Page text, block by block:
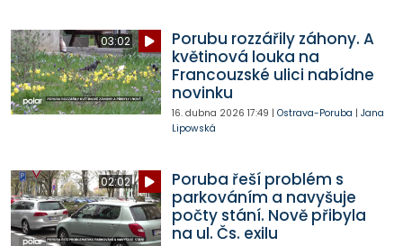
03:02
Porubu rozzářily záhony. A
květinová louka na
Francouzské ulici nabídne
novinku
16. dubna 2026 17:49 | Ostrava-Poruba | Jana
Lipowská
02:02
Poruba řeší problém s
parkováním a navyšuje
počty stání. Nově přibyla
na ul. Čs. exilu